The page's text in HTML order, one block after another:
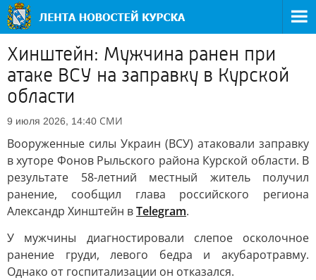
Хинштейн: Мужчина ранен при
атаке ВСУ на заправку в Курской
области
9 июля 2026, 14:40 СМИ
Вооруженные силы Украин (ВСУ) атаковали заправку
в хуторе Фонов Рыльского района Курской области. В
результате 58-летний местный житель получил
ранение, сообщил глава российского региона
Александр Хинштейн вTelegram.
У мужчины диагностировали слепое осколочное
ранение груди, левого бедра и акубаротравму.
Однако от госпитализации он отказался.